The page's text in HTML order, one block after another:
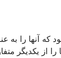
آنها را به
را از یکدیگر